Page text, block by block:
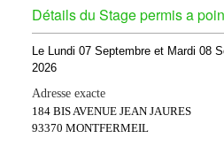
Détails du Stage permis a
Le Lundi 07 Septembre et Mardi 08
2026
Adresse exacte
184 BIS AVENUE JEAN JAURES
93370 MONTFERMEIL